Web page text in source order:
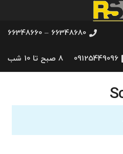
66348680 – 66348660
09125449096 8 صبح تا 10 شب